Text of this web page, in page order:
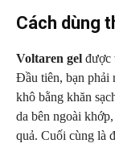
Cách dùng
Voltaren gel được
Đầu tiên, bạn phải
khô bằng khăn
da bên ngoài
quả. Cuối cùng là